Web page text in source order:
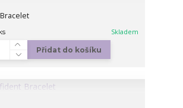
Skladem
Přidat do košíku